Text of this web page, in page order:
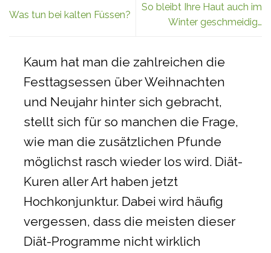
Kaum hat man die zahlreichen die
Festtagsessen über Weihnachten
und Neujahr hinter sich gebracht,
stellt sich für so manchen die Frage,
wie man die zusätzlichen Pfunde
möglichst rasch wieder los wird. Diät-
Kuren aller Art haben jetzt
Hochkonjunktur. Dabei wird häufig
vergessen, dass die meisten dieser
Diät-Programme nicht wirklich
Was tun bei kalten Füssen?
So bleibt Ihre Haut auch im
Winter geschmeidig…